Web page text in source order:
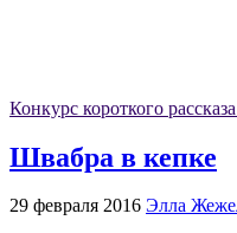
Конкурс короткого
Швабра в кепке
29 февраля 2016 Элла